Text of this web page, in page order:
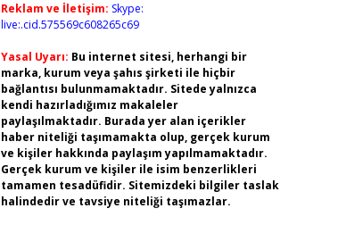
Reklam ve İletişim: Skype:
live:.cid.575569c608265c69
Yasal Uyarı: Bu internet sitesi, herhangi bir
marka, kurum veya şahıs şirketi ile hiçbir
bağlantısı bulunmamaktadır. Sitede yalnızca
kendi hazırladığımız makaleler
paylaşılmaktadır. Burada yer alan içerikler
haber niteliği taşımamakta olup, gerçek kurum
ve kişiler hakkında paylaşım yapılmamaktadır.
Gerçek kurum ve kişiler ile isim benzerlikleri
tamamen tesadüfidir. Sitemizdeki bilgiler taslak
halindedir ve tavsiye niteliği taşımazlar.